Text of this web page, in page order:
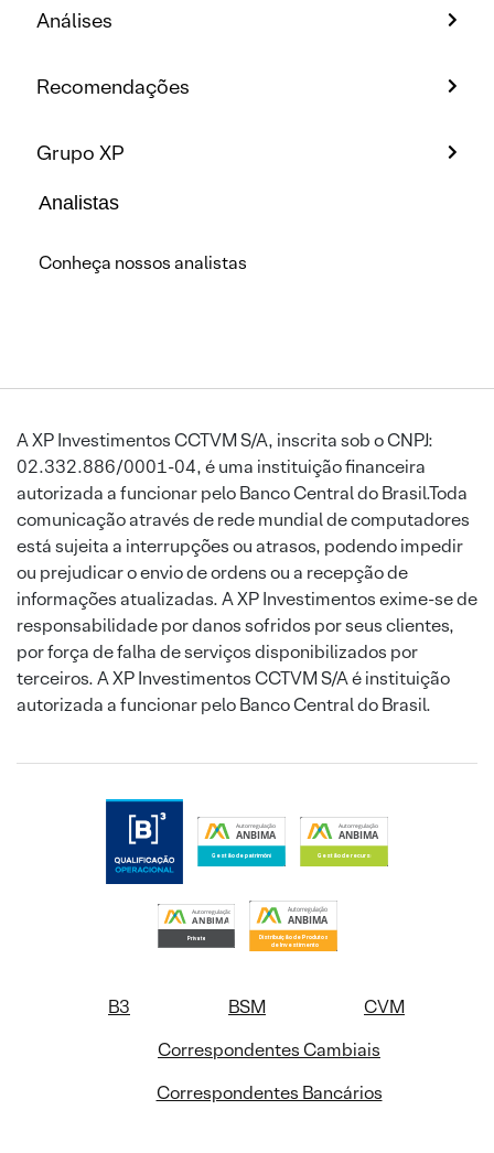
Análises
Recomendações
Grupo XP
Analistas
Conheça nossos analistas
A XP Investimentos CCTVM S/A, inscrita sob o CNPJ:
02.332.886/0001-04, é uma instituição financeira
autorizada a funcionar pelo Banco Central do Brasil.Toda
comunicação através de rede mundial de computadores
está sujeita a interrupções ou atrasos, podendo impedir
ou prejudicar o envio de ordens ou a recepção de
informações atualizadas. A XP Investimentos exime-se de
responsabilidade por danos sofridos por seus clientes,
por força de falha de serviços disponibilizados por
terceiros. A XP Investimentos CCTVM S/A é instituição
autorizada a funcionar pelo Banco Central do Brasil.
B3 BSM
CVM
Correspondentes Cambiais
Correspondentes Bancários